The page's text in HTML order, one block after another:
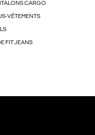
CARGO
VÊTEMENTS
FIT JEANS